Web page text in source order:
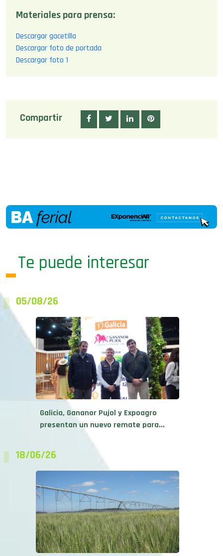
Materiales para prensa:
Descargar gacetilla
Descargar foto de portada
Descargar foto 1
Compartir
Te puede interesar
05/08/26
Galicia, Gananor Pujol y Expoagro
presentan un nuevo remate para...
18/06/26